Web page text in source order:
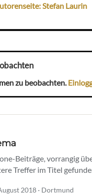
Stefan Laurin
zu beobachten.
Beiträge, vorrangig
Treffer im Titel
2018 · Dortmund